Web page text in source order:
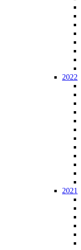
2022
2021